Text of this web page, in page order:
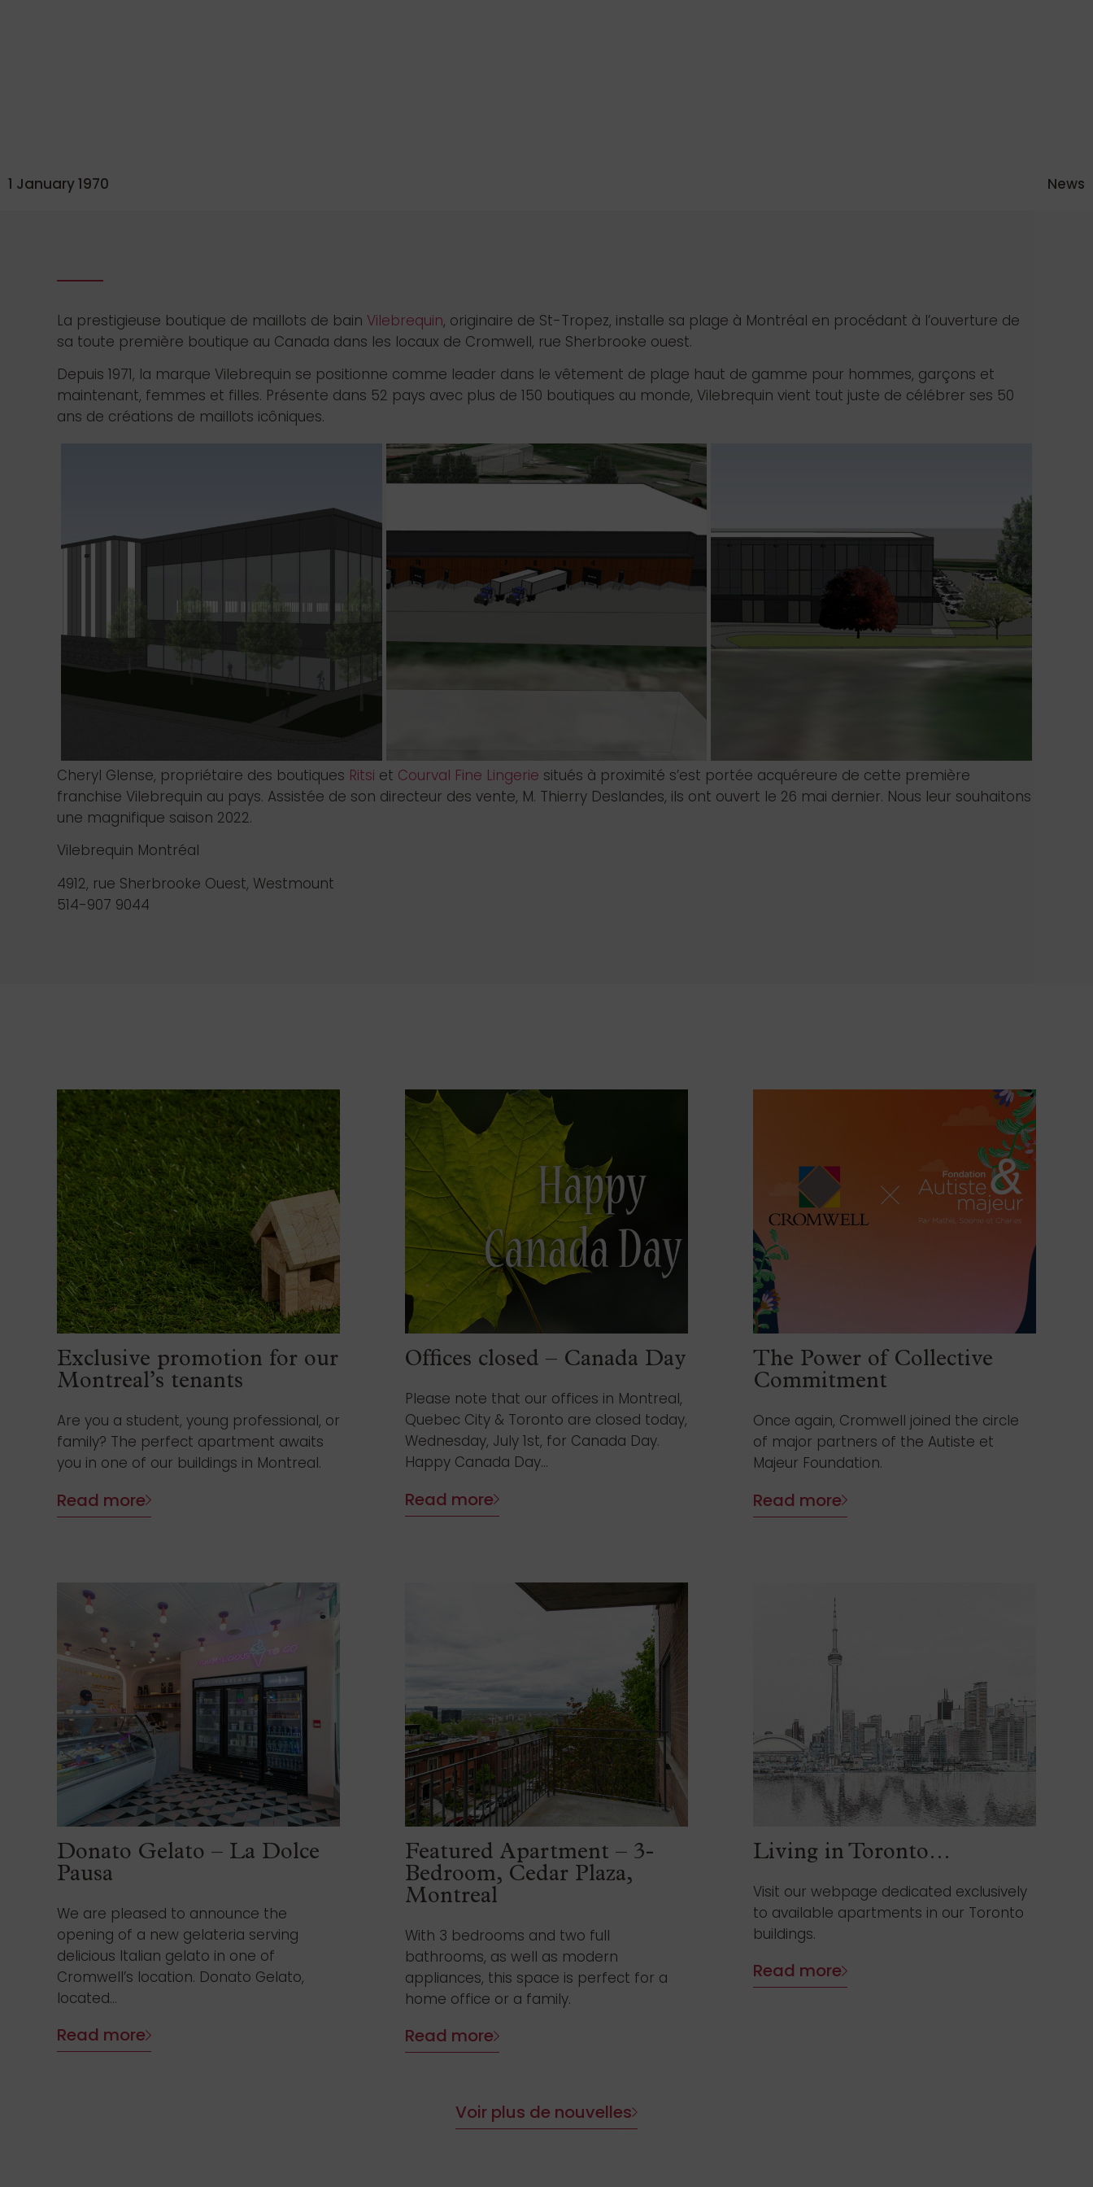
1 January 1970 News
La prestigieuse boutique de maillots de bain Vilebrequin, originaire de St-Tropez, installe sa plage à Montréal en procédant à l’ouverture de
sa toute première boutique au Canada dans les locaux de Cromwell, rue Sherbrooke ouest.
Depuis 1971, la marque Vilebrequin se positionne comme leader dans le vêtement de plage haut de gamme pour hommes, garçons et
maintenant, femmes et filles. Présente dans 52 pays avec plus de 150 boutiques au monde, Vilebrequin vient tout juste de célébrer ses 50
ans de créations de maillots icôniques.
Cheryl Glense, propriétaire des boutiques Ritsi et Courval Fine Lingerie situés à proximité s’est portée acquéreure de cette première
franchise Vilebrequin au pays. Assistée de son directeur des vente, M. Thierry Deslandes, ils ont ouvert le 26 mai dernier. Nous leur souhaitons
une magnifique saison 2022.
Vilebrequin Montréal
4912, rue Sherbrooke Ouest, Westmount
514-907 9044
Exclusive promotion for our
Montreal’s tenants
Are you a student, young professional, or
family? The perfect apartment awaits
you in one of our buildings in Montreal.
Read more
Offices closed – Canada Day
Please note that our offices in Montreal,
Quebec City & Toronto are closed today,
Wednesday, July 1st, for Canada Day.
Happy Canada Day...
Read more
The Power of Collective
Commitment
Once again, Cromwell joined the circle
of major partners of the Autiste et
Majeur Foundation.
Read more
Donato Gelato – La Dolce
Pausa
We are pleased to announce the
opening of a new gelateria serving
delicious Italian gelato in one of
Cromwell’s location. Donato Gelato,
located...
Read more
Featured Apartment – 3-
Bedroom, Cedar Plaza,
Montreal
With 3 bedrooms and two full
bathrooms, as well as modern
appliances, this space is perfect for a
home office or a family.
Read more
Living in Toronto…
Visit our webpage dedicated exclusively
to available apartments in our Toronto
buildings.
Read more
Voir plus de nouvelles